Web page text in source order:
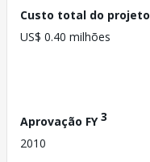
Custo total do projeto
US$ 0.40 milhões
Aprovação FY3
2010